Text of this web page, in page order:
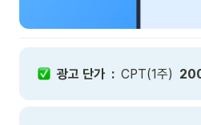
광고 단가  : CPT(1주)